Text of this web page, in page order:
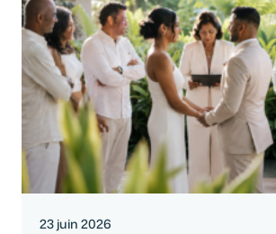
23 juin 2026